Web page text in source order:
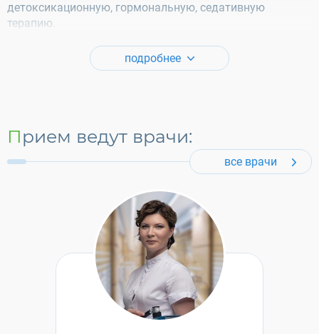
детоксикационную, гормональную, седативную
терапию.
подробнее
Прием ведут врачи:
все врачи